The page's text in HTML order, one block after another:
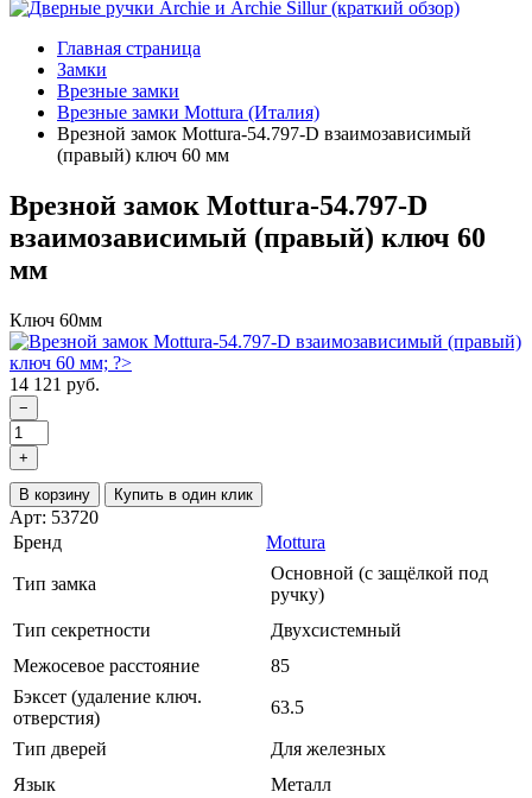
Главная страница
Замки
Врезные замки
Врезные замки Mottura (Италия)
Врезной замок Mottura-54.797-D взаимозависимый
(правый) ключ 60 мм
Врезной замок Mottura-54.797-D
взаимозависимый (правый) ключ 60
мм
Ключ 60мм
14 121 руб.
−
+
В корзину Купить в один клик
Арт: 53720
Бренд
Mottura
Тип замка
Основной (с защёлкой под
ручку)
Тип секретности
Двухсистемный
Межосевое расстояние
85
Бэксет (удаление ключ.
отверстия)
63.5
Тип дверей
Для железных
Язык
Металл